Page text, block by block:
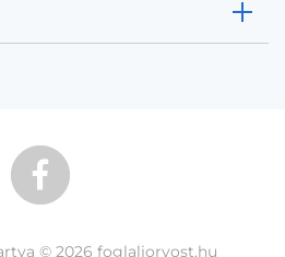
© 2026 foglaljorvost.hu